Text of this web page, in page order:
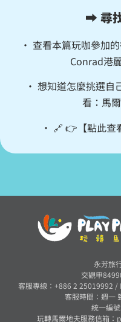
➡️ 尋
• 查看本篇玩咖參加
Conrad港
• 想知道怎麼挑選自
看： 馬
• 🔗 👉【點此查
永芳旅
交觀甲
客服專線：+886 2 25019992 /
客服時間：週一
統一編
玩轉馬爾地夫服務信箱：